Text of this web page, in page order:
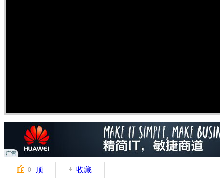
0 顶 收藏